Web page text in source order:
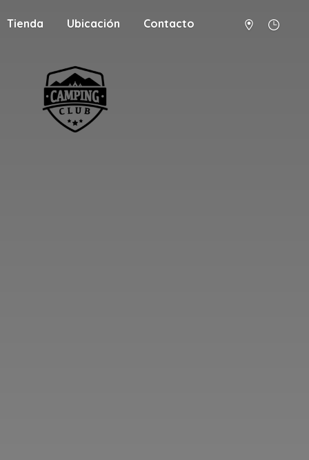
Tienda Ubicación Contacto